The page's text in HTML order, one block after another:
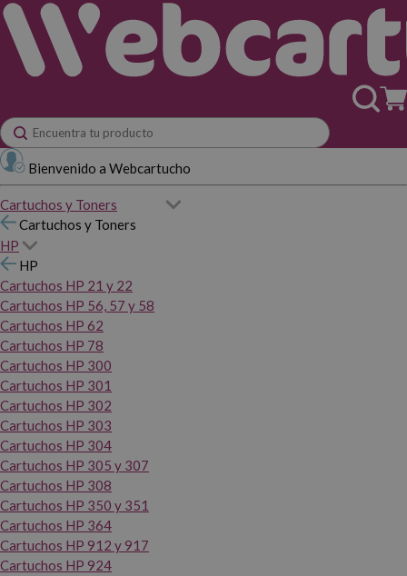
Bienvenido a Webcartucho
Cartuchos y Toners
Cartuchos y Toners
HP
HP
Cartuchos HP 21 y 22
Cartuchos HP 56, 57 y 58
Cartuchos HP 62
Cartuchos HP 78
Cartuchos HP 300
Cartuchos HP 301
Cartuchos HP 302
Cartuchos HP 303
Cartuchos HP 304
Cartuchos HP 305 y 307
Cartuchos HP 308
Cartuchos HP 350 y 351
Cartuchos HP 364
Cartuchos HP 912 y 917
Cartuchos HP 924